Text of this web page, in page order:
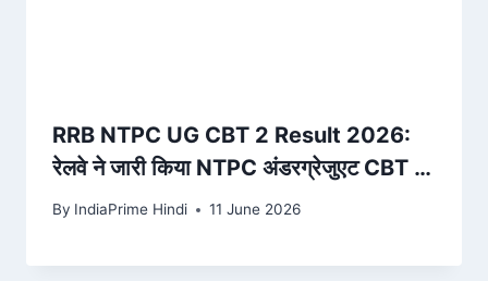
RRB NTPC UG CBT 2 Result 2026:
रेलवे ने जारी किया NTPC अंडरग्रेजुएट CBT 2
का रिजल्ट, ऐसे चेक करें अपना नाम – ndtv.in
By IndiaPrime Hindi 11 June 2026